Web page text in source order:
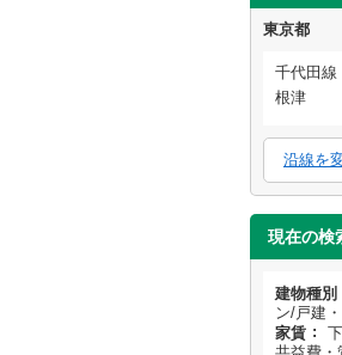
東京都
千代田線
根津
沿線を
現在の検
建物種別
ン/戸建
家賃